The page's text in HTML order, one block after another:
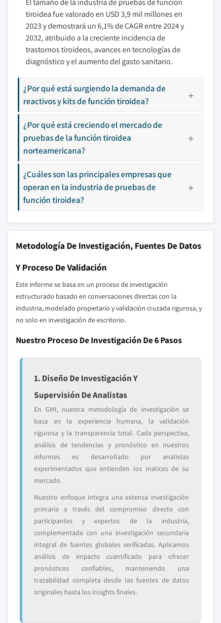
El tamaño de la industria de pruebas de función
tiroidea fue valorado en USD 3,9 mil millones en
2023 y demostrará un 6,1% de CAGR entre 2024 y
2032, atribuido a la creciente incidencia de
trastornos tiroideos, avances en tecnologías de
diagnóstico y el aumento del gasto sanitario.
¿Por qué está surgiendo la demanda de
reactivos y kits de función tiroidea?
¿Por qué está creciendo el mercado de
pruebas de la función tiroidea
norteamericana?
¿Cuáles son las principales empresas que
operan en la industria de pruebas de
función tiroidea?
Metodología De Investigación, Fuentes De Datos
Y Proceso De Validación
Este informe se basa en un proceso de investigación
estructurado basado en conversaciones directas con la
industria, modelado propietario y validación cruzada rigurosa, y
no solo en investigación de escritorio.
Nuestro Proceso De Investigación De 6 Pasos
1. Diseño De Investigación Y
Supervisión De Analistas
En GMI, nuestra metodología de investigación se
basa en la experiencia humana, la validación
rigurosa y la transparencia total. Cada perspectiva,
análisis de tendencias y pronóstico en nuestros
informes es desarrollado por analistas
experimentados que entienden los matices de su
mercado.
Nuestro enfoque integra una extensa investigación
primaria a través del compromiso directo con
participantes y expertos de la industria,
complementada con una investigación secundaria
integral de fuentes globales verificadas. Aplicamos
análisis de impacto cuantificado para ofrecer
pronósticos confiables, manteniendo una
trazabilidad completa desde las fuentes de datos
originales hasta los insights finales.